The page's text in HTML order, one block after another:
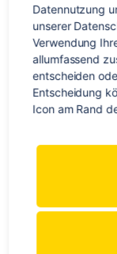
Von
Datennutzung
unserer
Verwendung
allumfassend
entscheiden
Entscheidung
Icon am Rand